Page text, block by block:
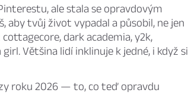
ale stala se opravdovým
tvůj život vypadal a působil, ne jen
dark academia, y2k,
Většina lidí inklinuje k jedné, i když si
roku 2026 — to, co teď opravdu